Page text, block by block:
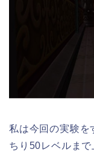
私は今回の実験を
ちり50レベルまで